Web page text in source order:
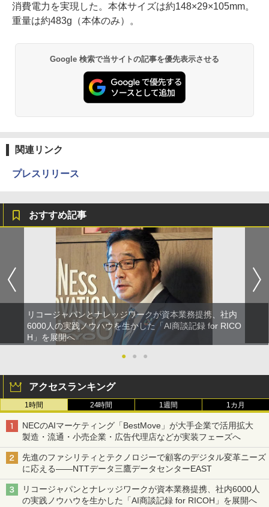
消費電力を実現した。本体サイズは約148×29×105mm。
重量は約483g（本体のみ）。
Google 検索で当サイトの記事を優先表示させる
関連リンク
プレスリリース
おすすめ記事
リコージャパンとナレッジワークが資本業務提携、社内
6000人の実践ノウハウを生かした「AI商談記録 for RICO
H」を展開へ
●
● ●
アクセスランキング
1時間 24時間 1週間 1カ月
NECのAIマーケティング「BestMove」が大手企業で活用拡大
製造・流通・小売企業・広告代理店などが実装フェーズへ
先進のファシリティとテクノロジーで顧客のデジタル変革ニーズ
に応える――NTTデータ三鷹データセンターEAST
リコージャパンとナレッジワークが資本業務提携、社内6000人
の実践ノウハウを生かした「AI商談記録 for RICOH」を展開へ